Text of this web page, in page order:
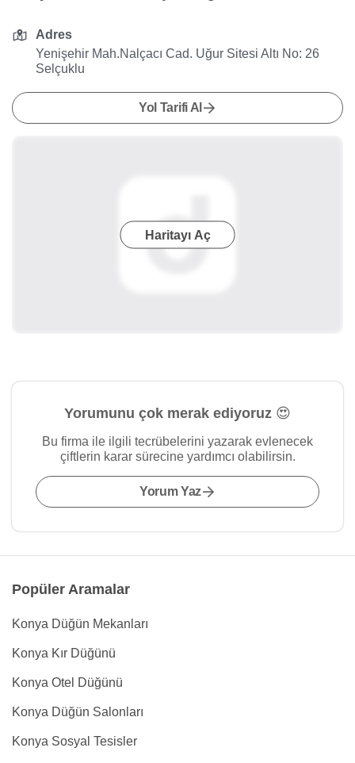
Adres
Yenişehir Mah.Nalçacı Cad. Uğur Sitesi Altı No: 26
Selçuklu
Yol Tarifi Al
Haritayı Aç
Yorumunu çok merak ediyoruz 😍
Bu firma ile ilgili tecrübelerini yazarak evlenecek
çiftlerin karar sürecine yardımcı olabilirsin.
Yorum Yaz
Popüler Aramalar
Konya Düğün Mekanları
Konya Kır Düğünü
Konya Otel Düğünü
Konya Düğün Salonları
Konya Sosyal Tesisler